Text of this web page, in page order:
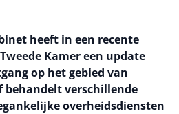
heeft in een recente
Kamer een update
op het gebied van
behandelt verschillende
overheidsdiensten